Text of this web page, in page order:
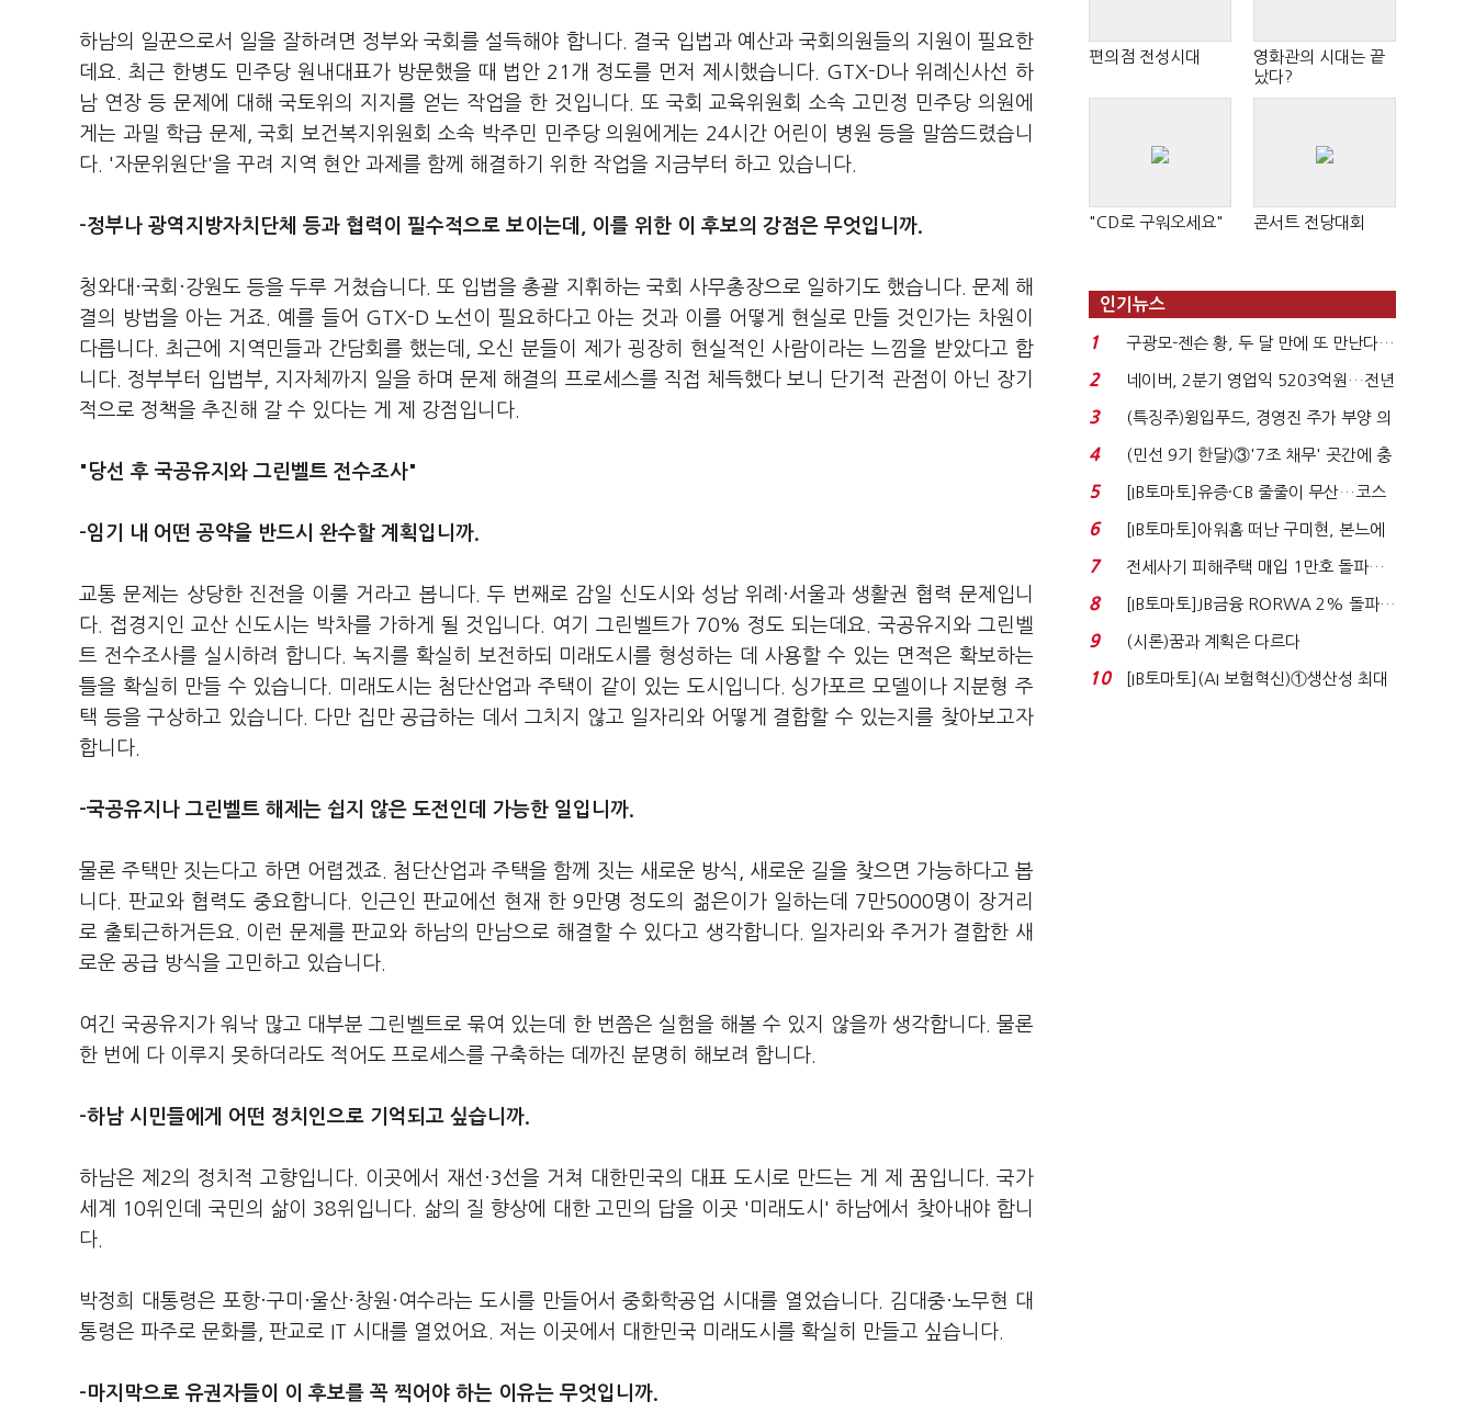
하남의 일꾼으로서 일을 잘하려면 정부와 국회를 설득해야 합니다. 결국 입법과 예산과 국회의원들의 지원이 필요한
데요. 최근 한병도 민주당 원내대표가 방문했을 때 법안 21개 정도를 먼저 제시했습니다. GTX-D나 위례신사선 하
남 연장 등 문제에 대해 국토위의 지지를 얻는 작업을 한 것입니다. 또 국회 교육위원회 소속 고민정 민주당 의원에
게는 과밀 학급 문제, 국회 보건복지위원회 소속 박주민 민주당 의원에게는 24시간 어린이 병원 등을 말씀드렸습니
다. '자문위원단'을 꾸려 지역 현안 과제를 함께 해결하기 위한 작업을 지금부터 하고 있습니다.
-정부나 광역지방자치단체 등과 협력이 필수적으로 보이는데, 이를 위한 이 후보의 강점은 무엇입니까.
청와대·국회·강원도 등을 두루 거쳤습니다. 또 입법을 총괄 지휘하는 국회 사무총장으로 일하기도 했습니다. 문제 해
결의 방법을 아는 거죠. 예를 들어 GTX-D 노선이 필요하다고 아는 것과 이를 어떻게 현실로 만들 것인가는 차원이
다릅니다. 최근에 지역민들과 간담회를 했는데, 오신 분들이 제가 굉장히 현실적인 사람이라는 느낌을 받았다고 합
니다. 정부부터 입법부, 지자체까지 일을 하며 문제 해결의 프로세스를 직접 체득했다 보니 단기적 관점이 아닌 장기
적으로 정책을 추진해 갈 수 있다는 게 제 강점입니다.
"당선 후 국공유지와 그린벨트 전수조사"
-임기 내 어떤 공약을 반드시 완수할 계획입니까.
교통 문제는 상당한 진전을 이룰 거라고 봅니다. 두 번째로 감일 신도시와 성남 위례·서울과 생활권 협력 문제입니
다. 접경지인 교산 신도시는 박차를 가하게 될 것입니다. 여기 그린벨트가 70% 정도 되는데요. 국공유지와 그린벨
트 전수조사를 실시하려 합니다. 녹지를 확실히 보전하되 미래도시를 형성하는 데 사용할 수 있는 면적은 확보하는
틀을 확실히 만들 수 있습니다. 미래도시는 첨단산업과 주택이 같이 있는 도시입니다. 싱가포르 모델이나 지분형 주
택 등을 구상하고 있습니다. 다만 집만 공급하는 데서 그치지 않고 일자리와 어떻게 결합할 수 있는지를 찾아보고자
합니다.
-국공유지나 그린벨트 해제는 쉽지 않은 도전인데 가능한 일입니까.
물론 주택만 짓는다고 하면 어렵겠죠. 첨단산업과 주택을 함께 짓는 새로운 방식, 새로운 길을 찾으면 가능하다고 봅
니다. 판교와 협력도 중요합니다. 인근인 판교에선 현재 한 9만명 정도의 젊은이가 일하는데 7만5000명이 장거리
로 출퇴근하거든요. 이런 문제를 판교와 하남의 만남으로 해결할 수 있다고 생각합니다. 일자리와 주거가 결합한 새
로운 공급 방식을 고민하고 있습니다.
여긴 국공유지가 워낙 많고 대부분 그린벨트로 묶여 있는데 한 번쯤은 실험을 해볼 수 있지 않을까 생각합니다. 물론
한 번에 다 이루지 못하더라도 적어도 프로세스를 구축하는 데까진 분명히 해보려 합니다.
-하남 시민들에게 어떤 정치인으로 기억되고 싶습니까.
하남은 제2의 정치적 고향입니다. 이곳에서 재선·3선을 거쳐 대한민국의 대표 도시로 만드는 게 제 꿈입니다. 국가
세계 10위인데 국민의 삶이 38위입니다. 삶의 질 향상에 대한 고민의 답을 이곳 '미래도시' 하남에서 찾아내야 합니
다.
박정희 대통령은 포항·구미·울산·창원·여수라는 도시를 만들어서 중화학공업 시대를 열었습니다. 김대중·노무현 대
통령은 파주로 문화를, 판교로 IT 시대를 열었어요. 저는 이곳에서 대한민국 미래도시를 확실히 만들고 싶습니다.
-마지막으로 유권자들이 이 후보를 꼭 찍어야 하는 이유는 무엇입니까.
편의점 전성시대
영화관의 시대는 끝
났다?
"CD로 구워오세요" 콘서트 전당대회
인기뉴스
1
구광모-젠슨 황, 두 달 만에 또 만난다…
로봇·AI 등 논...
2
네이버, 2분기 영업익 5203억원…전년
비 0.2% 감소...
3
(특징주)윙입푸드, 경영진 주가 부양 의
지에 상한가...
4
(민선 9기 한달)③'7조 채무' 곳간에 충
격…추미애, 20년...
5
[IB토마토]유증·CB 줄줄이 무산…코스
닥 벌점 급증에 ...
6
[IB토마토]아워홈 떠난 구미현, 본느에
340억 베팅…가...
7
전세사기 피해주택 매입 1만호 돌파…
누적 피해자 4만2...
8
[IB토마토]JB금융 RORWA 2% 돌파…
실적 견인은 은행 ...
9 (시론)꿈과 계획은 다르다
10
[IB토마토](AI 보험혁신)①생산성 최대